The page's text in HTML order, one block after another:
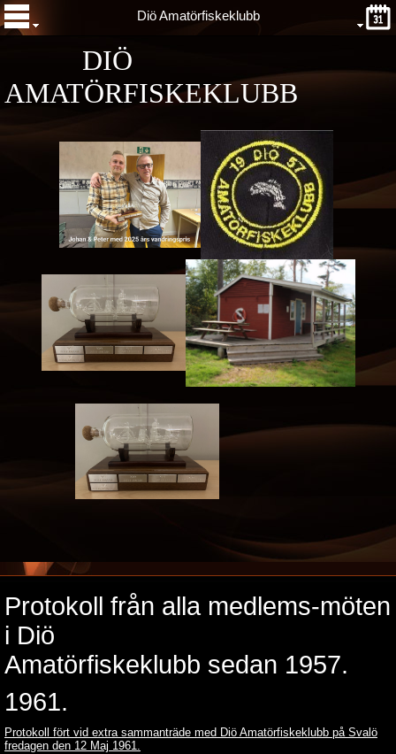
DIÖ
AMATÖRFISKEKLUBB
Diö Amatörfiskeklubb
Protokoll från alla medlems-möten
i Diö
Amatörfiskeklubb sedan 1957.
1961.
Protokoll fört vid extra sammanträde med Diö Amatörfiskeklubb på Svalö
fredagen den 12 Maj 1961.